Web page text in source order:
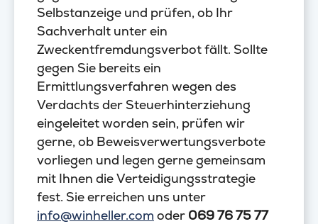
Selbstanzeige und prüfen, ob Ihr
Sachverhalt unter ein
Zweckentfremdungsverbot fällt. Sollte
gegen Sie bereits ein
Ermittlungsverfahren wegen des
Verdachts der Steuerhinterziehung
eingeleitet worden sein, prüfen wir
gerne, ob Beweisverwertungsverbote
vorliegen und legen gerne gemeinsam
mit Ihnen die Verteidigungsstrategie
fest. Sie erreichen uns unter
info@winheller.com oder 069 76 75 77